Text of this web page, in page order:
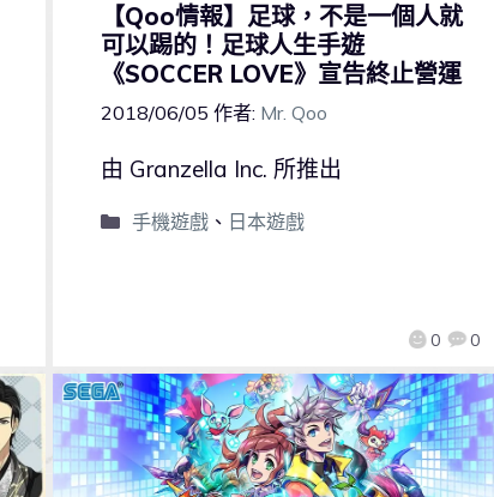
【Qoo情報】足球，不是一個人就
可以踢的！足球人生手遊
《SOCCER LOVE》宣告終止營運
2018/06/05 作者: Mr. Qoo
0 0
由 Granzella Inc. 所推出
手機遊戲、 日本遊戲